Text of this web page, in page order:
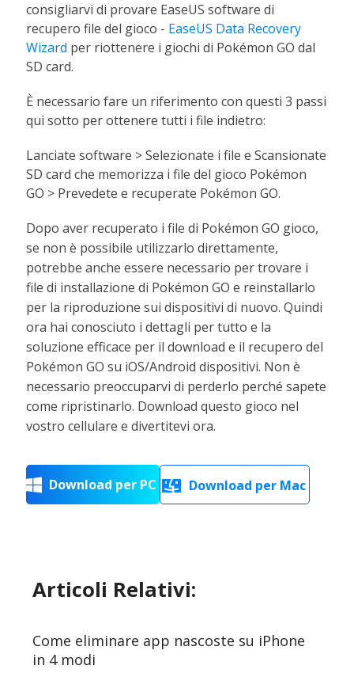
consigliarvi di provare EaseUS software di
recupero file del gioco - EaseUS Data Recovery
Wizard per riottenere i giochi di Pokémon GO dal
SD card.
È necessario fare un riferimento con questi 3 passi
qui sotto per ottenere tutti i file indietro:
Lanciate software > Selezionate i file e Scansionate
SD card che memorizza i file del gioco Pokémon
GO > Prevedete e recuperate Pokémon GO.
Dopo aver recuperato i file di Pokémon GO gioco,
se non è possibile utilizzarlo direttamente,
potrebbe anche essere necessario per trovare i
file di installazione di Pokémon GO e reinstallarlo
per la riproduzione sui dispositivi di nuovo. Quindi
ora hai conosciuto i dettagli per tutto e la
soluzione efficace per il download e il recupero del
Pokémon GO su iOS/Android dispositivi. Non è
necessario preoccuparvi di perderlo perché sapete
come ripristinarlo. Download questo gioco nel
vostro cellulare e divertitevi ora.
 Download per PC  Download per Mac
Articoli Relativi:
Come eliminare app nascoste su iPhone
in 4 modi